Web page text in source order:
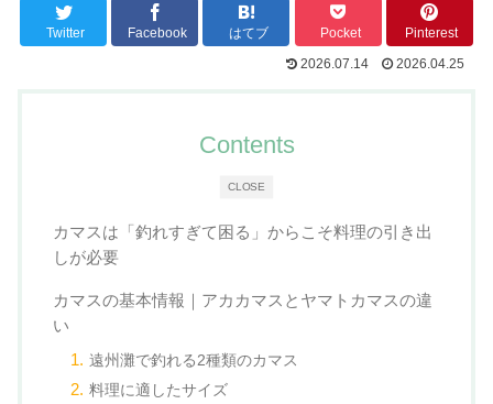
Twitter Facebook はてブ Pocket
Pinterest
2026.07.14
2026.04.25
CLOSE
Contents
カマスは「釣れすぎて困る」からこそ料理の引き出
しが必要
カマスの基本情報｜アカカマスとヤマトカマスの違
い
遠州灘で釣れる2種類のカマス
料理に適したサイズ